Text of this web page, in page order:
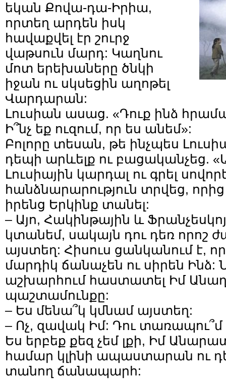
եկան Քովա-դա-Իրիա,
որտեղ արդեն իսկ
հավաքվել էր շուրջ
վաթսուն մարդ: Կաղնու
մոտ երեխաները ծնկի
իջան ու սկսեցին աղոթել
Վարդարան:
Լուսիան ասաց. «Դուք ինձ
Ի՞նչ եք ուզում, որ ես անեմ»:
Բոլորը տեսան, թե ինչպես
դեպի արևելք ու բացականչեց.
Լուսիային կարդալ ու գրել
հանձնարարություն տրվեց,
իրենց Երկինք տանել:
– Այո, Հակինթային և
կտանեմ, սակայն դու դեռ որոշ
այստեղ: Հիսուս ցանկանում է,
մարդիկ ճանաչեն ու սիրեն Ինձ:
աշխարհում հաստատել Իմ
պաշտամունքը:
– Ես մենա՞կ կմնամ այստեղ:
– Ոչ, զավակ Իմ: Դու տառապու՞մ
Ես երբեք քեզ չեմ լքի, Իմ
համար կլինի ապաստարան ու
տանող ճանապարհ: